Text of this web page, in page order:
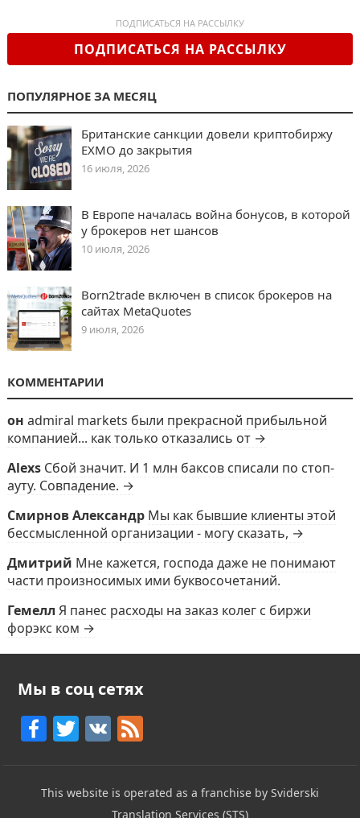
ПОДПИСАТЬСЯ НА РАССЫЛКУ
ПОДПИСАТЬСЯ НА РАССЫЛКУ
ПОПУЛЯРНОЕ ЗА МЕСЯЦ
Британские санкции довели криптобиржу
EXMO до закрытия
16 июля, 2026
В Европе началась война бонусов, в которой
у брокеров нет шансов
10 июля, 2026
Born2trade включен в список брокеров на
сайтах MetaQuotes
9 июля, 2026
КОММЕНТАРИИ
он admiral markets были прекрасной прибыльной
компанией... как только отказались от →
Alexs Сбой значит. И 1 млн баксов списали по стоп-
ауту. Совпадение. →
Смирнов Александр Мы как бывшие клиенты этой
бессмысленной организации - могу сказать, →
Дмитрий Мне кажется, господа даже не понимают
части произносимых ими буквосочетаний.
Гемелл Я панес расходы на заказ колег с биржи
форэкс ком →
Мы в соц сетях
F
c
e
T
itt
er
V F
e
d
This website is operated as a franchise by Sviderski
Translation Services (STS)